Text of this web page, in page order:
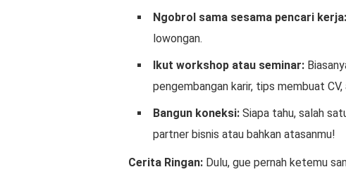
Ngobrol sama sesama pencari kerja:
lowongan.
Ikut workshop atau seminar:
pengembangan karir, tips membuat
Bangun koneksi: Siapa tahu, salah
partner bisnis atau bahkan atasanmu!
Cerita Ringan: Dulu, gue pernah ketemu